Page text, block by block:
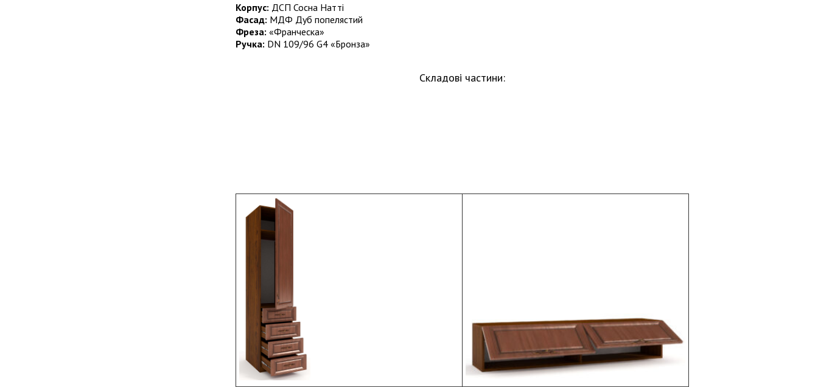
Корпус: ДСП Сосна Натті
Фасад: МДФ Дуб попелястий
Фреза: «Франческа»
Ручка: DN 109/96 G4 «Бронза»
Складові частини: